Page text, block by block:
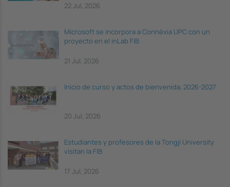
22 Jul, 2026
Microsoft se incorpora a Connèxia UPC con un
proyecto en el inLab FIB
21 Jul, 2026
Inicio de curso y actos de bienvenida, 2026-2027
20 Jul, 2026
Estudiantes y profesores de la Tongji University
visitan la FIB
17 Jul, 2026